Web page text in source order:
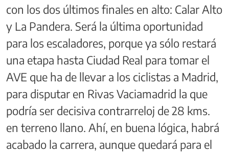
con los dos últimos finales en alto: Calar Alto
y La Pandera. Será la última oportunidad
para los escaladores, porque ya sólo restará
una etapa hasta Ciudad Real para tomar el
AVE que ha de llevar a los ciclistas a Madrid,
para disputar en Rivas Vaciamadrid la que
podría ser decisiva contrarreloj de 28 kms.
en terreno llano. Ahí, en buena lógica, habrá
acabado la carrera, aunque quedará para el